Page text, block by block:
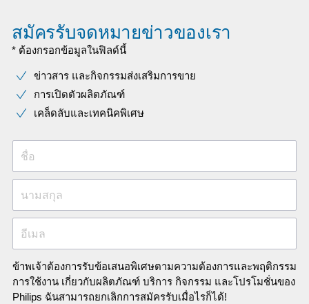
สมัครรับจดหมายข่าวของเรา
* ต้องกรอกข้อมูลในฟิลด์นี้
ข่าวสาร และกิจกรรมส่งเสริมการขาย
การเปิดตัวผลิตภัณฑ์
เคล็ดลับและเทคนิคพิเศษ
ชื่อ
นามสกุล
อีเมล
ข้าพเจ้าต้องการรับข้อเสนอพิเศษตามความต้องการและพฤติกรรม
การใช้งาน เกี่ยวกับผลิตภัณฑ์ บริการ กิจกรรม และโปรโมชั่นของ
Philips ฉันสามารถยกเลิกการสมัครรับเมื่อไรก็ได้!